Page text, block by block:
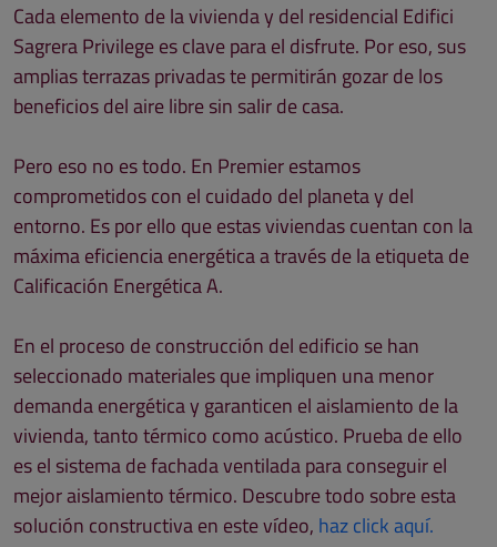
Cada elemento de la vivienda y del residencial Edifici
Sagrera Privilege es clave para el disfrute. Por eso, sus
amplias terrazas privadas te permitirán gozar de los
beneficios del aire libre sin salir de casa.
Pero eso no es todo. En Premier estamos
comprometidos con el cuidado del planeta y del
entorno. Es por ello que estas viviendas cuentan con la
máxima eficiencia energética a través de la etiqueta de
Calificación Energética A.
En el proceso de construcción del edificio se han
seleccionado materiales que impliquen una menor
demanda energética y garanticen el aislamiento de la
vivienda, tanto térmico como acústico. Prueba de ello
es el sistema de fachada ventilada para conseguir el
mejor aislamiento térmico. Descubre todo sobre esta
solución constructiva en este vídeo, haz click aquí.